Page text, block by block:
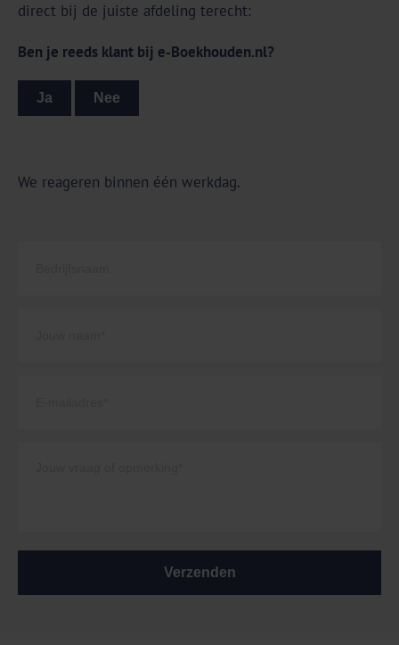
direct bij de juiste afdeling terecht:
Ben je reeds klant bij e‑Boekhouden.nl?
We reageren binnen één werkdag.